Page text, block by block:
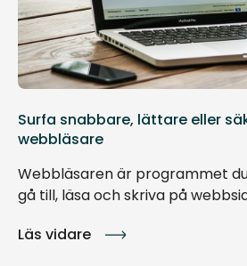
Surfa snabbare, lättare eller
webbläsare
Webbläsaren är programmet
gå till, läsa och skriva på
Läs vidare